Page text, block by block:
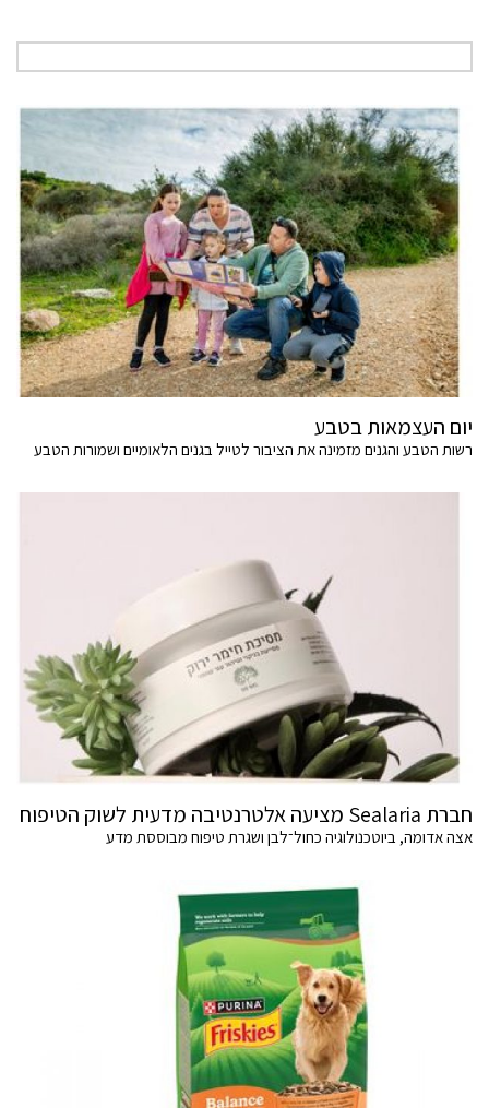
יום העצמאות בטבע
רשות הטבע והגנים מזמינה את הציבור לטייל בגנים הלאומיים ושמורות הטבע
חברת Sealaria מציעה אלטרנטיבה מדעית לשוק הטיפוח
אצה אדומה, ביוטכנולוגיה כחול־לבן ושגרת טיפוח מבוססת מדע